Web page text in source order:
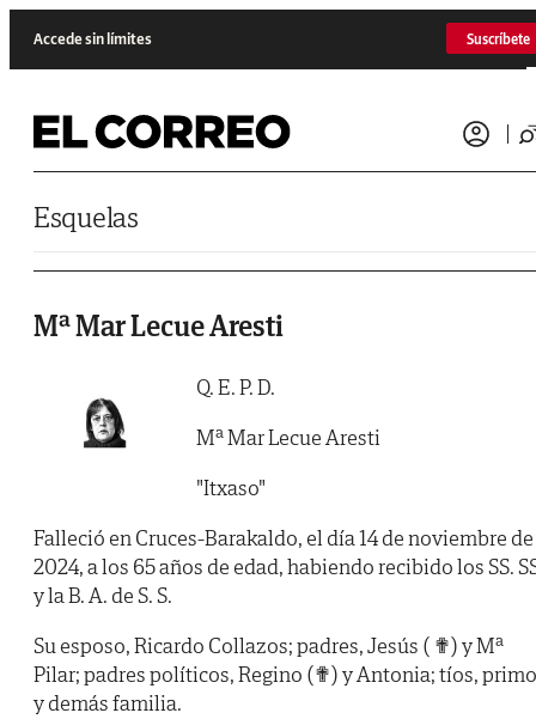
Accede sin límites Suscríbete
Esquelas
Mª Mar Lecue Aresti
Q. E. P. D.
Mª Mar Lecue Aresti
"Itxaso"
Falleció en Cruces-Barakaldo, el día 14 de noviembre de
2024, a los 65 años de edad, habiendo recibido los SS.
y la B. A. de S. S.
Su esposo, Ricardo Collazos; padres, Jesús ( ✟) y Mª
Pilar; padres políticos, Regino (✟) y Antonia; tíos,
y demás familia.